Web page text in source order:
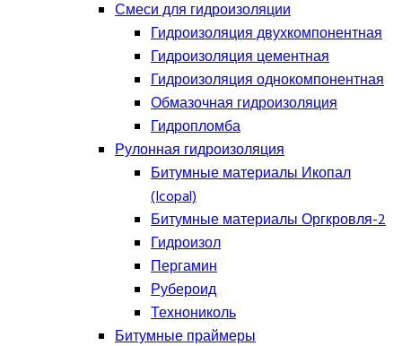
Смеси для гидроизоляции
Гидроизоляция двухкомпонентная
Гидроизоляция цементная
Гидроизоляция однокомпонентная
Обмазочная гидроизоляция
Гидропломба
Рулонная гидроизоляция
Битумные материалы Икопал
(Icopal)
Битумные материалы Оргкровля-2
Гидроизол
Пергамин
Рубероид
Технониколь
Битумные праймеры